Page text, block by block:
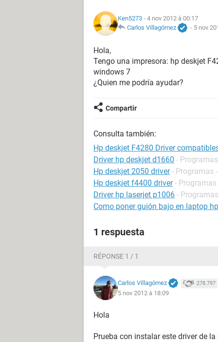
Ken5273 - 4 nov 2012 à 00:17
Carlos Villagómez
- 5 nov
Hola,
Tengo una impresora: hp deskjet
windows 7
¿Quien me podría ayudar?
Compartir
Consulta también:
Hp deskjet F4280 Driver
Driver hp deskjet d1660 -
Hp deskjet 2050 driver - Programas
Hp deskjet f4400 driver - Programas
Driver hp laserjet p1006 -
Como poner guión bajo en laptop hp
1 respuesta
RÉPONSE 1 / 1
Carlos Villagómez 278.797
5 nov 2012 à 18:09
Hola
Prueba con instalar este driver de la